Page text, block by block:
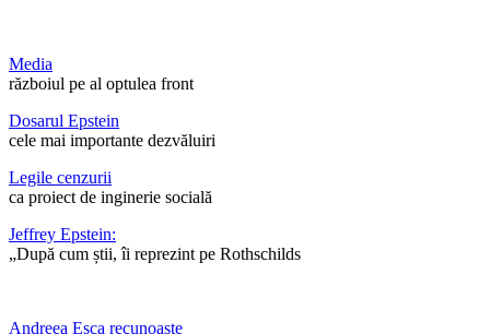
Media
războiul pe al optulea front
Dosarul Epstein
cele mai importante dezvăluiri
Legile cenzurii
ca proiect de inginerie socială
Jeffrey Epstein:
„După cum știi, îi reprezint pe Rothschilds
Andreea Esca recunoaște